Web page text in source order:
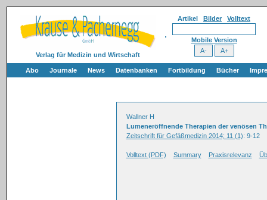
Verlag für Medizin und Wirtschaft
Artikel Bilder Volltext
Mobile Version
Abo Journale News Datenbanken Fortbildung Bücher
Wallner H
Lumeneröffnende Therapien der venösen
Zeitschrift für Gefäßmedizin 2014; 11 (1): 9-12
Volltext (PDF) Summary Praxisrelevanz